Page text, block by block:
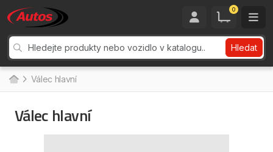
0
Hledat
Válec hlavní
Válec hlavní